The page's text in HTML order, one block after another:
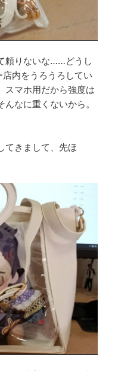
頼りないな……どうし
内をうろうろしてい
スマホ用だから強度は
なに重くないから。
てきまして、先ほ